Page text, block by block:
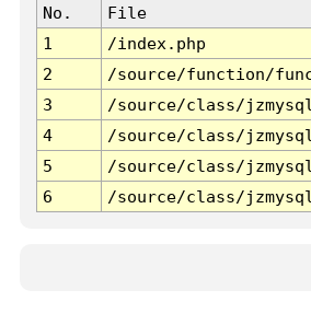
No. File
1
/index.php
2
/source/function/
3
/source/class/
4
/source/class/
5
/source/class/
6
/source/class/